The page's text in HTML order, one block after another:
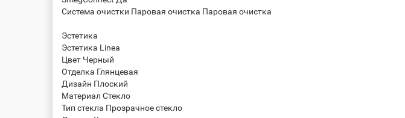
Система очистки Паровая очистка Паровая очистка
Эстетика
Эстетика Linea
Цвет Черный
Отделка Глянцевая
Дизайн Плоский
Материал Стекло
Тип стекла Прозрачное стекло